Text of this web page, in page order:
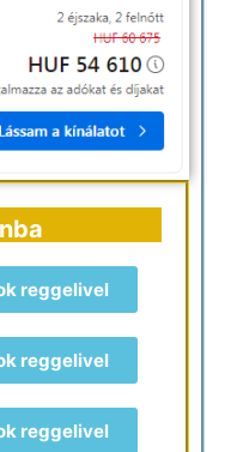
reggelivel
reggelivel
reggelivel